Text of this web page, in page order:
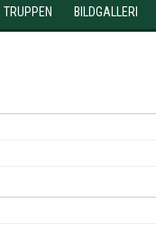
TRUPPEN BILDGALLERI